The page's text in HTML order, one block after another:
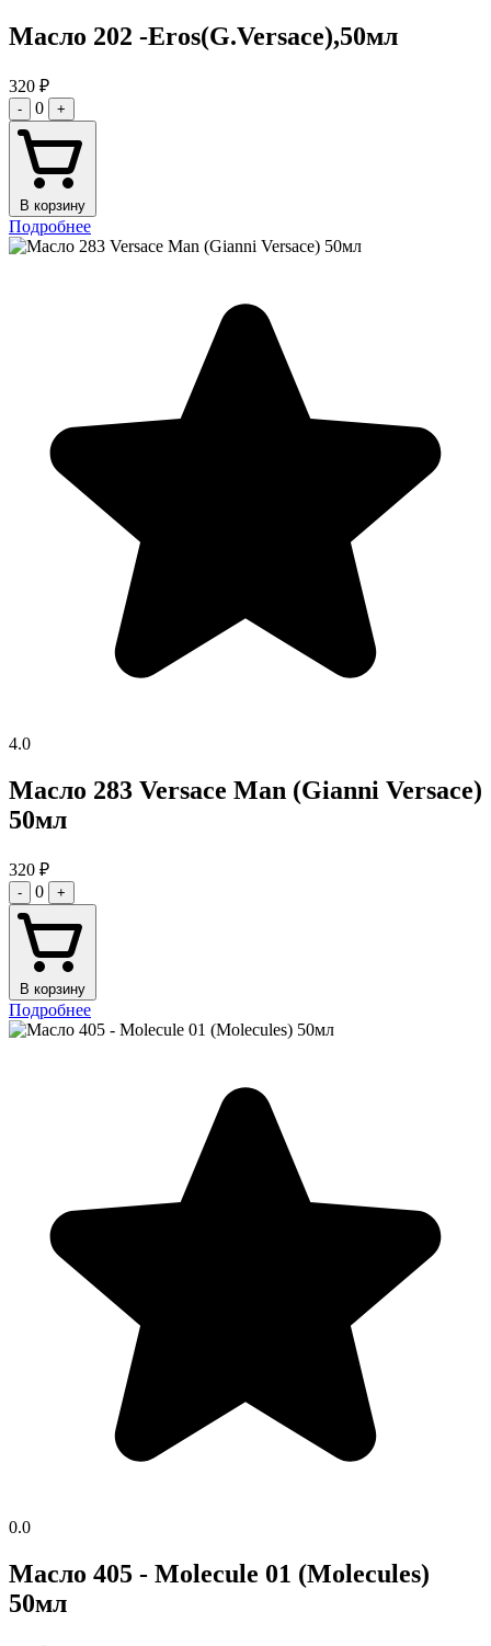
Масло 202 -Eros(G.Versace),50мл
320 ₽
- 0 +
В корзину
Подробнее
4.0
Масло 283 Versace Man (Gianni Versace)
50мл
320 ₽
- 0 +
В корзину
Подробнее
0.0
Масло 405 - Molecule 01 (Molecules)
50мл